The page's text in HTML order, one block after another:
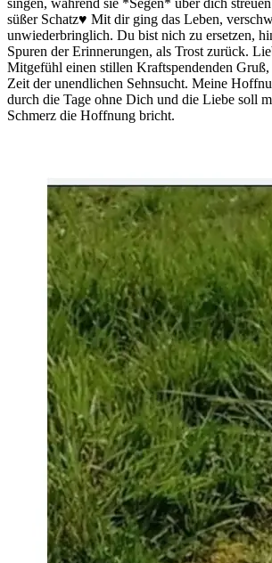
singen, während sie *Segen* über dich
süßer Schatz♥️ Mit dir ging das Leben,
unwiederbringlich. Du bist nich zu ersetzen,
Spuren der Erinnerungen, als Trost zurück.
Mitgefühl einen stillen Kraftspendenden Gruß,
Zeit der unendlichen Sehnsucht. Meine
durch die Tage ohne Dich und die Liebe soll
Schmerz die Hoffnung bricht.